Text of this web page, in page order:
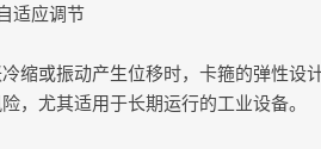
适应调节
缩或振动产生位移时，卡箍的弹性
，尤其适用于长期运行的工业设备。